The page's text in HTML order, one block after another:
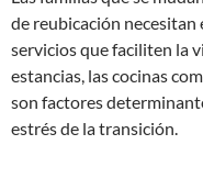
de reubicación necesitan
servicios que faciliten la
estancias, las cocinas
son factores
estrés de la transición.